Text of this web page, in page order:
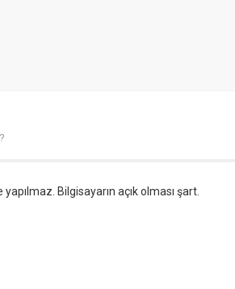
Bilgisayarın açık olması şart.